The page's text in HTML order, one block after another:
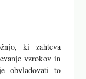
ki zahteva
vzrokov in
obvladovati to